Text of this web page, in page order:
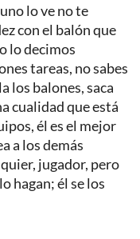
lo ve no te
con el balón que
lo decimos
tareas, no sabes
los balones, saca
cualidad que está
él es el mejor
a los demás
jugador, pero
hagan; él se los